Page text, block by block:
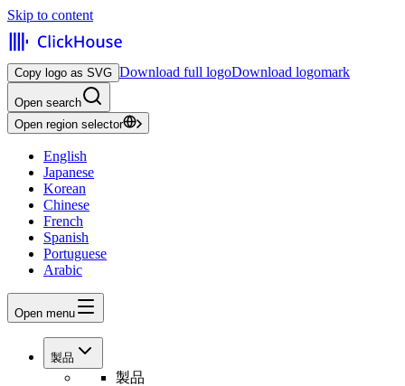
Skip to content
Copy logo as SVG Download full logoDownload logomark
Open search
Open region selector
English
Japanese
Korean
Chinese
French
Spanish
Portuguese
Arabic
Open menu
製品
製品